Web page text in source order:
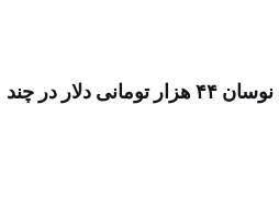
پشت پرده نوسان ۴۴ هزار تومانی دلار در چند